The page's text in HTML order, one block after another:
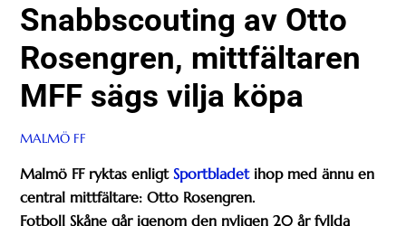
Snabbscouting av Otto
Rosengren, mittfältaren
MFF sägs vilja köpa
MALMÖ FF
Malmö FF ryktas enligtSportbladetihop med ännu en
central mittfältare: Otto Rosengren.
Fotboll Skåne går igenom den nyligen 20 år fyllda